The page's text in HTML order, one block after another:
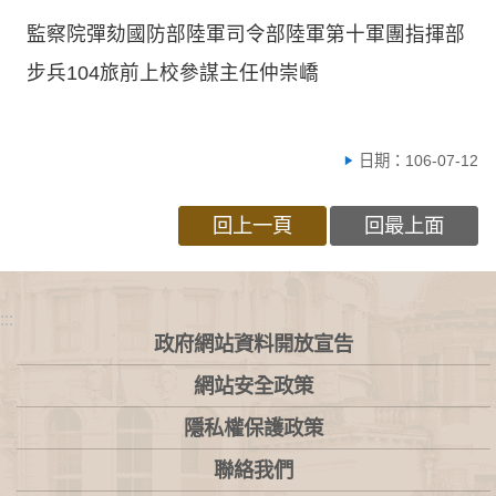
監察院彈劾國防部陸軍司令部陸軍第十軍團指揮部
步兵104旅前上校參謀主任仲崇嶠
日期：106-07-12
回上一頁 回最上面
:::
政府網站資料開放宣告
網站安全政策
隱私權保護政策
聯絡我們